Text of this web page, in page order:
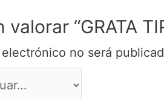
“GRATA
no será